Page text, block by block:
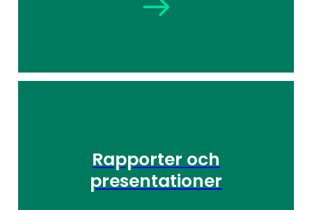
Rapporter och
presentationer